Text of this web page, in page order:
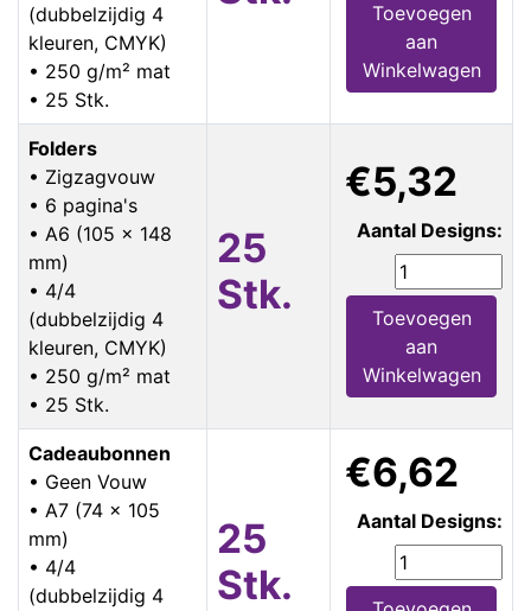
(dubbelzijdig 4
kleuren, CMYK)
• 250 g/m² mat
• 25 Stk.
Toevoegen
aan
Winkelwagen
Folders
• Zigzagvouw
• 6 pagina's
• A6 (105 x 148
mm)
• 4/4
(dubbelzijdig 4
kleuren, CMYK)
• 250 g/m² mat
• 25 Stk.
25
Stk.
€5,32
Aantal Designs:
Toevoegen
aan
Winkelwagen
Cadeaubonnen
• Geen Vouw
• A7 (74 x 105
mm)
• 4/4
(dubbelzijdig 4
25
Stk.
€6,62
Aantal Designs: